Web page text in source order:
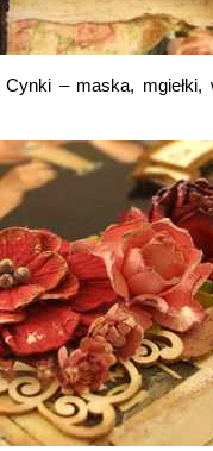
– maska, mgiełki,